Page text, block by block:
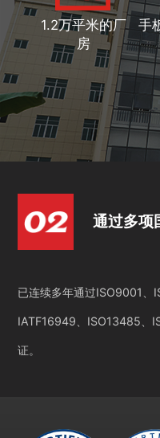
1.2万平米的厂
房
手
通过多项
已连续多年通过ISO9001、
IATF16949、ISO13485、
证。